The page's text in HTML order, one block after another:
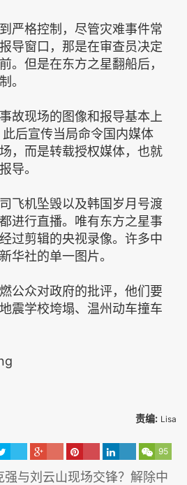
严格控制，尽管灾难事件常
导窗口，那是在审查员决定
。但是在东方之星翻船后，
。
故现场的图像和报导基本上
后宣传当局命令国内媒体
，而是转载授权媒体，也就
导。
飞机坠毁以及韩国岁月号渡
进行直播。唯有东方之星事
过剪辑的央视录像。许多中
华社的单一图片。
公众对政府的批评，他们要
震学校垮塌、温州动车撞车
责编: Lisa
95
强与刘云山现场交锋？解除中